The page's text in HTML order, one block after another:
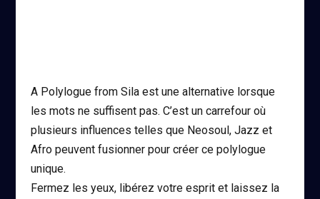
A Polylogue from Sila est une alternative lorsque
les mots ne suffisent pas. C’est un carrefour où
plusieurs influences telles que Neosoul, Jazz et
Afro peuvent fusionner pour créer ce polylogue
unique.
Fermez les yeux, libérez votre esprit et laissez la